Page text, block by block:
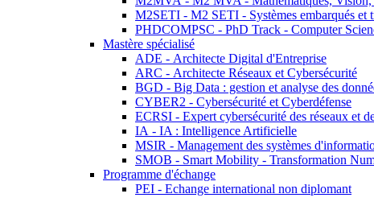
M2SETI - M2 SETI - Systèmes embarqués et
PHDCOMPSC - PhD Track - Computer
Mastère spécialisé
ADE - Architecte Digital d'Entreprise
ARC - Architecte Réseaux et Cybersécurité
BGD - Big Data : gestion et analyse des
CYBER2 - Cybersécurité et Cyberdéfense
ECRSI - Expert cybersécurité des réseaux et
IA - IA : Intelligence Artificielle
MSIR - Management des systèmes
SMOB - Smart Mobility - Transformation
Programme d'échange
PEI - Echange international non diplomant